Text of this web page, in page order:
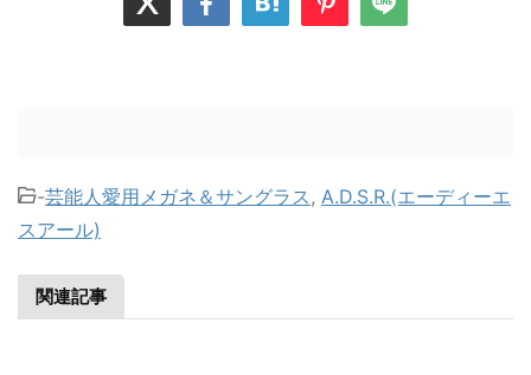
-芸能人愛用メガネ＆サングラス , A.D.S.R.(エーディーエ
スアール)
関連記事